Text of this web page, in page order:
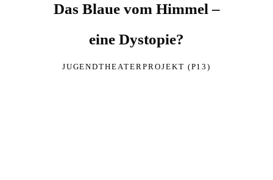
Das Blaue vom Himmel –
eine Dystopie?
JUGENDTHEATERPROJEKT (P13)